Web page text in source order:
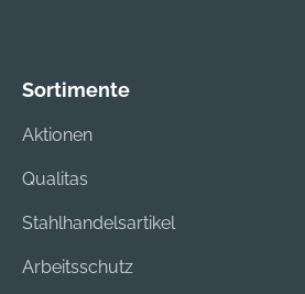
Sortimente
Aktionen
Qualitas
Stahlhandelsartikel
Arbeitsschutz